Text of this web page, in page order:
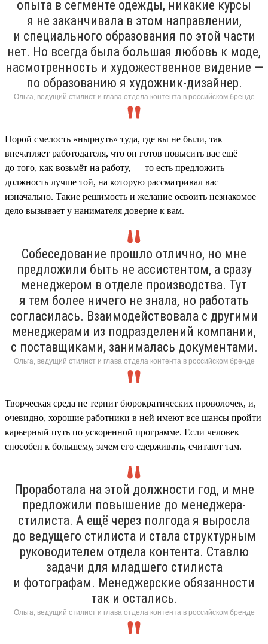
опыта в сегменте одежды, никакие курсы
я не заканчивала в этом направлении,
и специального образования по этой части
нет. Но всегда была большая любовь к моде,
насмотренность и художественное видение —
по образованию я художник-дизайнер.
Ольга, ведущий стилист и глава отдела контента в российском бренде
Порой смелость «нырнуть» туда, где вы не были, так
впечатляет работодателя, что он готов повысить вас ещё
до того, как возьмёт на работу, — то есть предложить
должность лучше той, на которую рассматривал вас
изначально. Такие решимость и желание освоить незнакомое
дело вызывает у нанимателя доверие к вам.
Собеседование прошло отлично, но мне
предложили быть не ассистентом, а сразу
менеджером в отделе производства. Тут
я тем более ничего не знала, но работать
согласилась. Взаимодействовала с другими
менеджерами из подразделений компании,
с поставщиками, занималась документами.
Ольга, ведущий стилист и глава отдела контента в российском бренде
Творческая среда не терпит бюрократических проволочек, и,
очевидно, хорошие работники в ней имеют все шансы пройти
карьерный путь по ускоренной программе. Если человек
способен к большему, зачем его сдерживать, считают там.
Проработала на этой должности год, и мне
предложили повышение до менеджера-
стилиста. А ещё через полгода я выросла
до ведущего стилиста и стала структурным
руководителем отдела контента. Ставлю
задачи для младшего стилиста
и фотографам. Менеджерские обязанности
так и остались.
Ольга, ведущий стилист и глава отдела контента в российском бренде